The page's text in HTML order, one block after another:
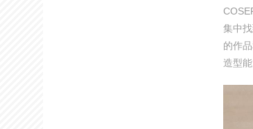
集中
的作
造型